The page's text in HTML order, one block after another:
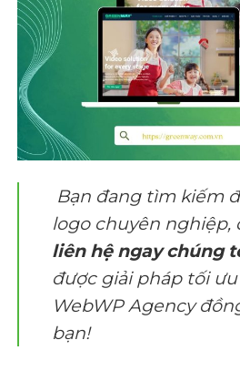
Bạn đang tìm kiếm
logo chuyên nghiệp,
liên hệ ngay chúng
được giải pháp tối
WebWP Agency
bạn!